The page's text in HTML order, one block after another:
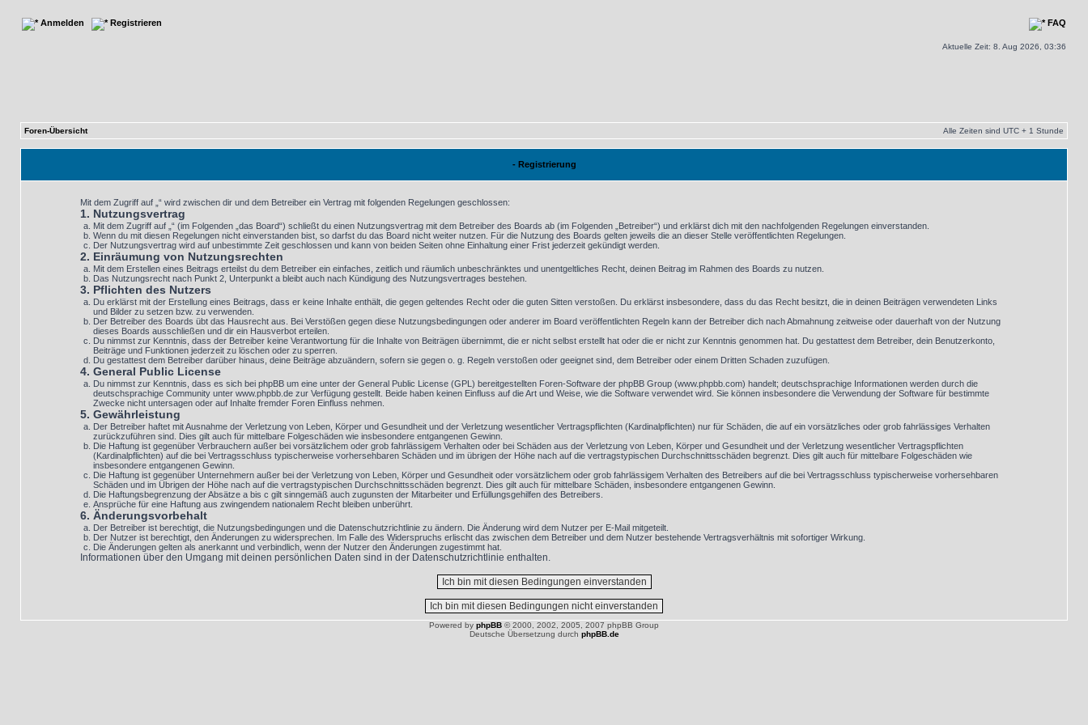
Anmelden Registrieren FAQ
Aktuelle Zeit: 8. Aug 2026, 03:36
Foren-Übersicht Alle Zeiten sind UTC + 1 Stunde
- Registrierung
Mit dem Zugriff auf „“ wird zwischen dir und dem Betreiber ein Vertrag mit folgenden Regelungen geschlossen:
1. Nutzungsvertrag
Mit dem Zugriff auf „“ (im Folgenden „das Board“) schließt du einen Nutzungsvertrag mit dem Betreiber des Boards ab (im Folgenden „Betreiber“) und erklärst dich mit den nachfolgenden Regelungen einverstanden.
Wenn du mit diesen Regelungen nicht einverstanden bist, so darfst du das Board nicht weiter nutzen. Für die Nutzung des Boards gelten jeweils die an dieser Stelle veröffentlichten Regelungen.
Der Nutzungsvertrag wird auf unbestimmte Zeit geschlossen und kann von beiden Seiten ohne Einhaltung einer Frist jederzeit gekündigt werden.
2. Einräumung von Nutzungsrechten
Mit dem Erstellen eines Beitrags erteilst du dem Betreiber ein einfaches, zeitlich und räumlich unbeschränktes und unentgeltliches Recht, deinen Beitrag im Rahmen des Boards zu nutzen.
Das Nutzungsrecht nach Punkt 2, Unterpunkt a bleibt auch nach Kündigung des Nutzungsvertrages bestehen.
3. Pflichten des Nutzers
Du erklärst mit der Erstellung eines Beitrags, dass er keine Inhalte enthält, die gegen geltendes Recht oder die guten Sitten verstoßen. Du erklärst insbesondere, dass du das Recht besitzt, die in deinen Beiträgen verwendeten Links
und Bilder zu setzen bzw. zu verwenden.
Der Betreiber des Boards übt das Hausrecht aus. Bei Verstößen gegen diese Nutzungsbedingungen oder anderer im Board veröffentlichten Regeln kann der Betreiber dich nach Abmahnung zeitweise oder dauerhaft von der Nutzung
dieses Boards ausschließen und dir ein Hausverbot erteilen.
Du nimmst zur Kenntnis, dass der Betreiber keine Verantwortung für die Inhalte von Beiträgen übernimmt, die er nicht selbst erstellt hat oder die er nicht zur Kenntnis genommen hat. Du gestattest dem Betreiber, dein Benutzerkonto,
Beiträge und Funktionen jederzeit zu löschen oder zu sperren.
Du gestattest dem Betreiber darüber hinaus, deine Beiträge abzuändern, sofern sie gegen o. g. Regeln verstoßen oder geeignet sind, dem Betreiber oder einem Dritten Schaden zuzufügen.
4. General Public License
Du nimmst zur Kenntnis, dass es sich bei phpBB um eine unter der General Public License (GPL) bereitgestellten Foren-Software der phpBB Group (www.phpbb.com) handelt; deutschsprachige Informationen werden durch die
deutschsprachige Community unter www.phpbb.de zur Verfügung gestellt. Beide haben keinen Einfluss auf die Art und Weise, wie die Software verwendet wird. Sie können insbesondere die Verwendung der Software für bestimmte
Zwecke nicht untersagen oder auf Inhalte fremder Foren Einfluss nehmen.
5. Gewährleistung
Der Betreiber haftet mit Ausnahme der Verletzung von Leben, Körper und Gesundheit und der Verletzung wesentlicher Vertragspflichten (Kardinalpflichten) nur für Schäden, die auf ein vorsätzliches oder grob fahrlässiges Verhalten
zurückzuführen sind. Dies gilt auch für mittelbare Folgeschäden wie insbesondere entgangenen Gewinn.
Die Haftung ist gegenüber Verbrauchern außer bei vorsätzlichem oder grob fahrlässigem Verhalten oder bei Schäden aus der Verletzung von Leben, Körper und Gesundheit und der Verletzung wesentlicher Vertragspflichten
(Kardinalpflichten) auf die bei Vertragsschluss typischerweise vorhersehbaren Schäden und im übrigen der Höhe nach auf die vertragstypischen Durchschnittsschäden begrenzt. Dies gilt auch für mittelbare Folgeschäden wie
insbesondere entgangenen Gewinn.
Die Haftung ist gegenüber Unternehmern außer bei der Verletzung von Leben, Körper und Gesundheit oder vorsätzlichem oder grob fahrlässigem Verhalten des Betreibers auf die bei Vertragsschluss typischerweise vorhersehbaren
Schäden und im Übrigen der Höhe nach auf die vertragstypischen Durchschnittsschäden begrenzt. Dies gilt auch für mittelbare Schäden, insbesondere entgangenen Gewinn.
Die Haftungsbegrenzung der Absätze a bis c gilt sinngemäß auch zugunsten der Mitarbeiter und Erfüllungsgehilfen des Betreibers.
Ansprüche für eine Haftung aus zwingendem nationalem Recht bleiben unberührt.
6. Änderungsvorbehalt
Der Betreiber ist berechtigt, die Nutzungsbedingungen und die Datenschutzrichtlinie zu ändern. Die Änderung wird dem Nutzer per E-Mail mitgeteilt.
Der Nutzer ist berechtigt, den Änderungen zu widersprechen. Im Falle des Widerspruchs erlischt das zwischen dem Betreiber und dem Nutzer bestehende Vertragsverhältnis mit sofortiger Wirkung.
Die Änderungen gelten als anerkannt und verbindlich, wenn der Nutzer den Änderungen zugestimmt hat.
Informationen über den Umgang mit deinen persönlichen Daten sind in der Datenschutzrichtlinie enthalten.
Powered by phpBB © 2000, 2002, 2005, 2007 phpBB Group
Deutsche Übersetzung durch phpBB.de